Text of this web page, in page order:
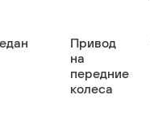
Привод
на
передние
колеса